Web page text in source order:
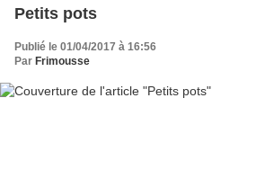
Petits pots
Publié le 01/04/2017 à 16:56
Par Frimousse